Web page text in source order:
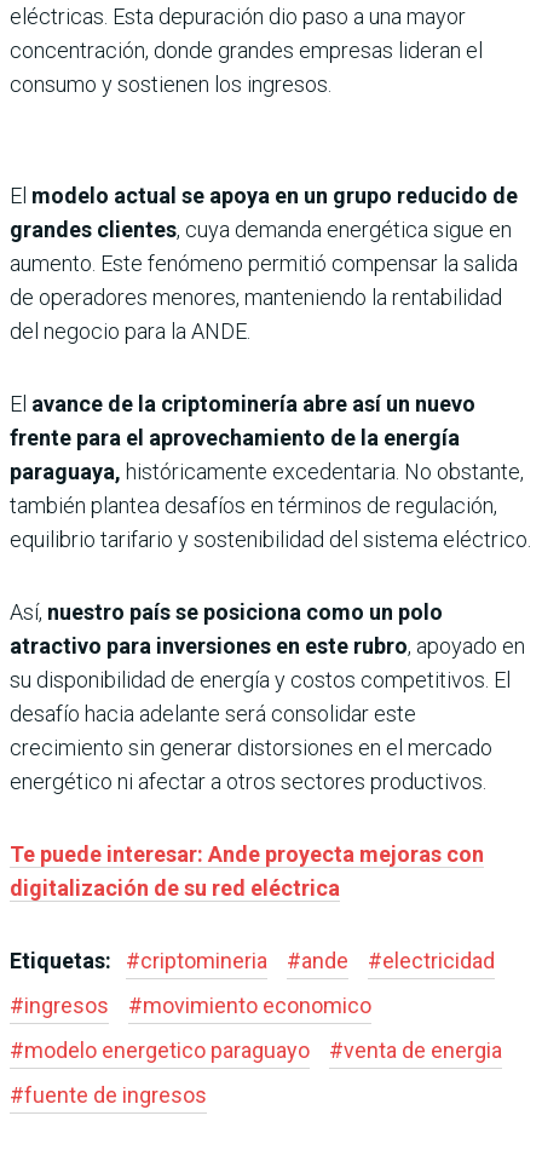
eléctricas. Esta depuración dio paso a una mayor
concentración, donde grandes empresas lideran el
consumo y sostienen los ingresos.
El modelo actual se apoya en un grupo reducido de
grandes clientes, cuya demanda energética sigue en
aumento. Este fenómeno permitió compensar la salida
de operadores menores, manteniendo la rentabilidad
del negocio para la ANDE.
El avance de la criptominería abre así un nuevo
frente para el aprovechamiento de la energía
paraguaya, históricamente excedentaria. No obstante,
también plantea desafíos en términos de regulación,
equilibrio tarifario y sostenibilidad del sistema eléctrico.
Así, nuestro país se posiciona como un polo
atractivo para inversiones en este rubro, apoyado en
su disponibilidad de energía y costos competitivos. El
desafío hacia adelante será consolidar este
crecimiento sin generar distorsiones en el mercado
energético ni afectar a otros sectores productivos.
Te puede interesar: Ande proyecta mejoras con
digitalización de su red eléctrica
Etiquetas: #criptomineria #ande #electricidad
#ingresos #movimiento economico
#modelo energetico paraguayo #venta de energia
#fuente de ingresos